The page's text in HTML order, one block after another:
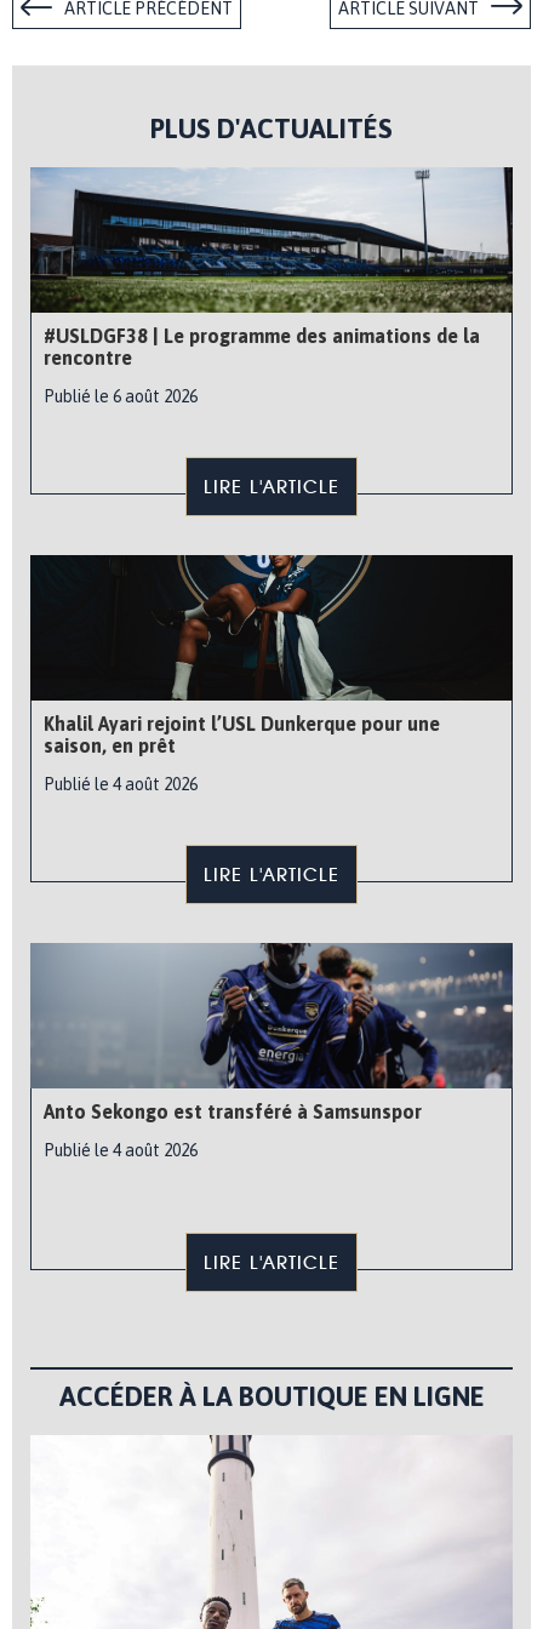
ARTICLE PRÉCÉDENT ARTICLE SUIVANT
PLUS D'ACTUALITÉS
#USLDGF38 | Le programme des animations de la
rencontre
Publié le 6 août 2026
LIRE L'ARTICLE
Khalil Ayari rejoint l’USL Dunkerque pour une
saison, en prêt
Publié le 4 août 2026
LIRE L'ARTICLE
Anto Sekongo est transféré à Samsunspor
Publié le 4 août 2026
LIRE L'ARTICLE
ACCÉDER À LA BOUTIQUE EN LIGNE